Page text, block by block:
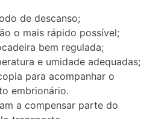
de descanso;
o mais rápido possível;
bem regulada;
e umidade adequadas;
para acompanhar o
embrionário.
a compensar parte do